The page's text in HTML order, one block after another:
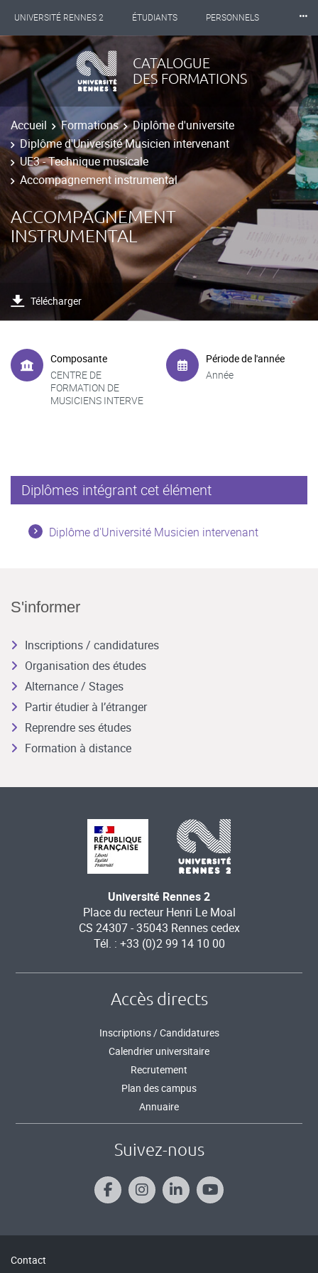
UNIVERSITÉ RENNES 2 ÉTUDIANTS PERSONNELS
INTERNATIONAL PROFESSIONNELS BIBLIOTHÈQUES
LES NOUVELLES DE RENNES 2
⸱⸱⸱
CATALOGUE
DES FORMATIONS
Accueil Formations
Diplôme d'universite
Diplôme d'Université Musicien intervenant
UE3 - Technique musicale
Accompagnement instrumental
ACCOMPAGNEMENT
INSTRUMENTAL
Télécharger
Composante
CENTRE DE
FORMATION DE
MUSICIENS INTERVE
Période de l'année
Année
Diplômes intégrant cet élément
Diplôme d'Université Musicien intervenant
S'informer
Inscriptions / candidatures
Organisation des études
Alternance / Stages
Partir étudier à l’étranger
Reprendre ses études
Formation à distance
Université Rennes 2
Place du recteur Henri Le Moal
CS 24307 - 35043 Rennes cedex
Tél. : +33 (0)2 99 14 10 00
Accès directs
Inscriptions / Candidatures
Calendrier universitaire
Recrutement
Plan des campus
Annuaire
Suivez-nous
Contact